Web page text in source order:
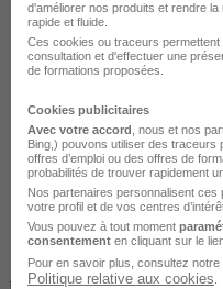
d'améliorer nos produits et rendre
rapide et fluide.
Ces cookies ou traceurs
consultation et d'effectuer une
de formations proposées.
Cookies publicitaires
Avec votre accord , nous et nos
Bing,) pouvons utiliser des traceurs
offres d’emploi ou des offres de
probabilités de trouver rapidement
Nos partenaires personnalisent ces
votre profil et de vos centres
Vous pouvez à tout moment
consentement en cliquant sur le
Pour en savoir plus, consultez notre
Politique relative aux cookies